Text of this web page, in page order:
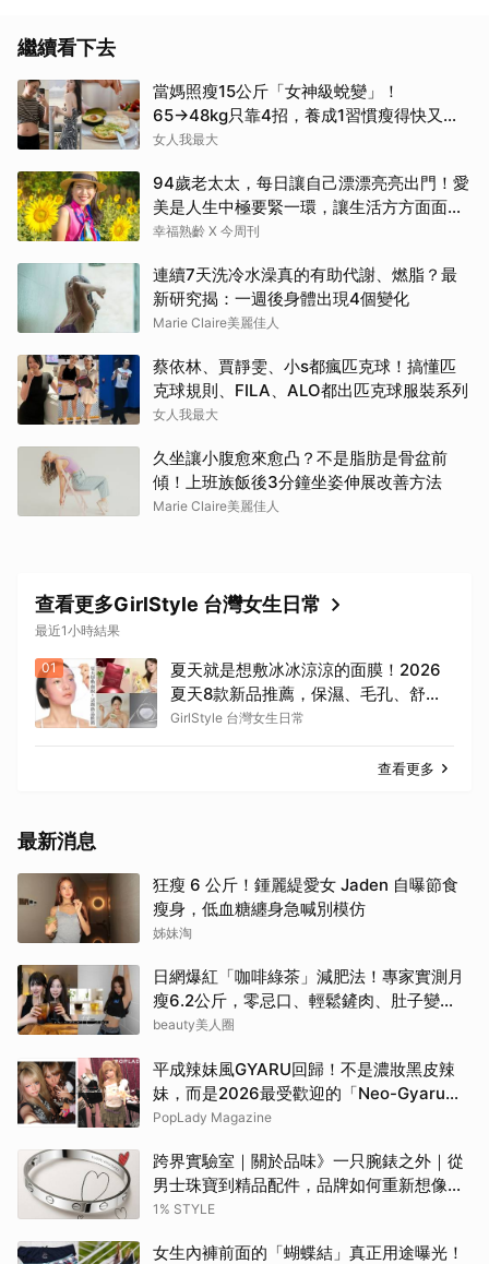
繼續看下去
當媽照瘦15公斤「女神級蛻變」！
65→48kg只靠4招，養成1習慣瘦得快又不
復胖
女人我最大
94歲老太太，每日讓自己漂漂亮亮出門！愛
美是人生中極要緊一環，讓生活方方面面，
更加豐富有樂趣
幸福熟齡 X 今周刊
連續7天洗冷水澡真的有助代謝、燃脂？最
新研究揭：一週後身體出現4個變化
Marie Claire美麗佳人
蔡依林、賈靜雯、小s都瘋匹克球！搞懂匹
克球規則、FILA、ALO都出匹克球服裝系列
女人我最大
久坐讓小腹愈來愈凸？不是脂肪是骨盆前
傾！上班族飯後3分鐘坐姿伸展改善方法
Marie Claire美麗佳人
查看更多GirlStyle 台灣女生日常
最近1小時結果
01
夏天就是想敷冰冰涼涼的面膜！2026
夏天8款新品推薦，保濕、毛孔、舒緩
一次整理，洗完澡敷真的太療癒
GirlStyle 台灣女生日常
查看更多
最新消息
狂瘦 6 公斤！鍾麗緹愛女 Jaden 自曝節食
瘦身，低血糖纏身急喊別模仿
姊妹淘
日網爆紅「咖啡綠茶」減肥法！專家實測月
瘦6.2公斤，零忌口、輕鬆鏟肉、肚子變
小！
beauty美人圈
平成辣妹風GYARU回歸！不是濃妝黑皮辣
妹，而是2026最受歡迎的「Neo-Gyaru」
穿搭，把平成DNA穿進日常
PopLady Magazine
跨界實驗室｜關於品味》一只腕錶之外｜從
男士珠寶到精品配件，品牌如何重新想像當
代男性？
1% STYLE
女生內褲前面的「蝴蝶結」真正用途曝光！